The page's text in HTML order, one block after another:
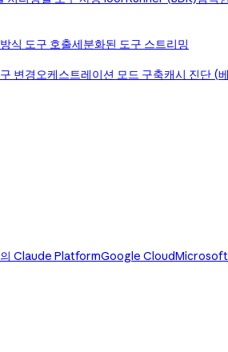
식 도구 호출세분화된 도구 스트리밍
변경오케스트레이션 모드 구축캐시 진단 (
Claude PlatformGoogle Cloud